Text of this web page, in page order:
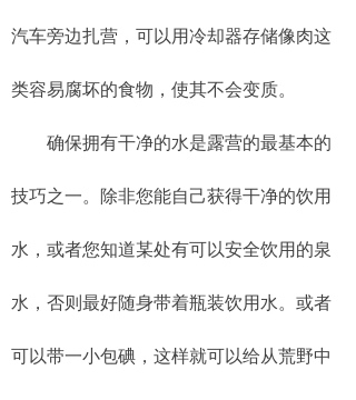
汽车旁边扎营，可以用冷却器存储像肉这
类容易腐坏的食物，使其不会变质。
确保拥有干净的水是露营的最基本的
技巧之一。除非您能自己获得干净的饮用
水，或者您知道某处有可以安全饮用的泉
水，否则最好随身带着瓶装饮用水。或者
可以带一小包碘，这样就可以给从荒野中